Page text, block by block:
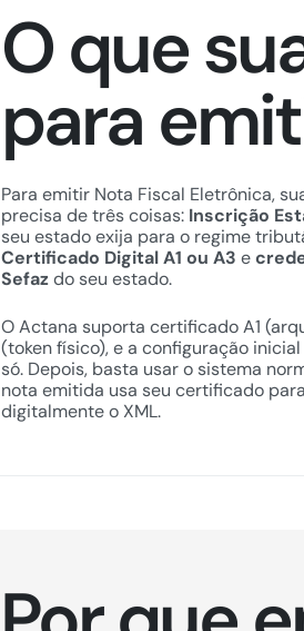
O que
para
Para emitir Nota Fiscal Eletrônica,
precisa de três coisas: Inscrição
seu estado exija para o regime
Certificado Digital A1 ou A3 e
Sefazdo seu estado.
O Actana suporta certificado A1
(token físico), e a configuração
só. Depois, basta usar o sistema
nota emitida usa seu certificado
digitalmente o XML.